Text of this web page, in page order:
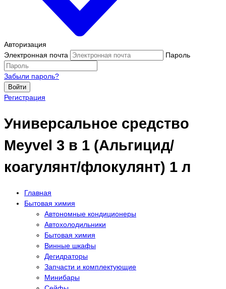
Авторизация
Электронная почта
Пароль
Забыли пароль?
Войти
Регистрация
Универсальное средство
Meyvel 3 в 1 (Альгицид/
коагулянт/флокулянт) 1 л
Главная
Бытовая химия
Автономные кондиционеры
Автохолодильники
Бытовая химия
Винные шкафы
Дегидраторы
Запчасти и комплектующие
Минибары